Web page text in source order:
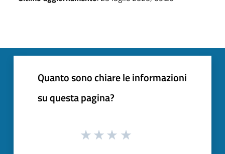
Quanto sono chiare le informazioni
su questa pagina?